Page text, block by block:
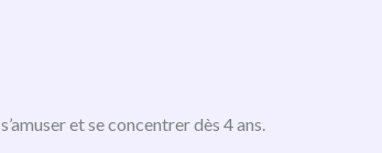
:
et se concentrer dès 4 ans.